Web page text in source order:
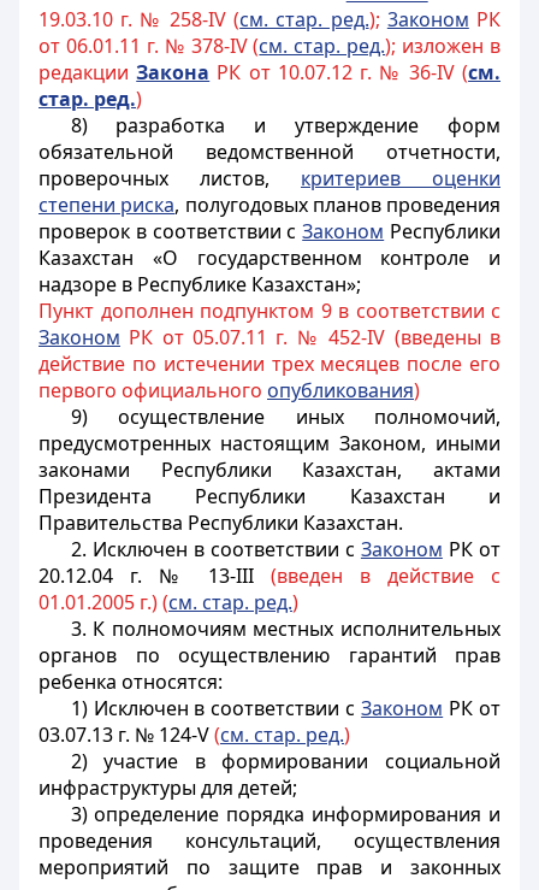
19.03.10 г. № 258-IV (см. стар. ред.); 3аконом РК
от 06.01.11 г. № 378-IV (см. стар. ред.); изложен в
редакцииЗакона РК от 10.07.12 г. № 36-IV (см.
стар. ред.)
8) разработка и утверждение форм
обязательной ведомственной отчетности,
проверочных листов, критериев оценки
степени риска, полугодовых планов проведения
проверок в соответствии сЗаконом Республики
Казахстан «О государственном контроле и
надзоре в Республике Казахстан»;
Пункт дополнен подпунктом 9 в соответствии с
Законом РК от 05.07.11 г. № 452-IV (введены в
действие по истечении трех месяцев после его
первого официального опубликования)
9) осуществление иных полномочий,
предусмотренных настоящим Законом, иными
законами Республики Казахстан, актами
Президента Республики Казахстан и
Правительства Республики Казахстан.
2. Исключен в соответствии с Законом РК от
20.12.04 г. № 13-III (введен в действие с
01.01.2005 г.) (см. стар. ред.)
3. К полномочиям местных исполнительных
органов по осуществлению гарантий прав
ребенка относятся:
1) Исключен в соответствии сЗаконом РК от
03.07.13 г. № 124-V(см. стар. ред.)
2) участие в формировании социальной
инфраструктуры для детей;
3) определение порядка информирования и
проведения консультаций, осуществления
мероприятий по защите прав и законных